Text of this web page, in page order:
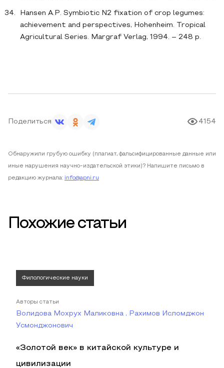
Hansen A.P. Symbiotic N2 fixation of crop legumes:
achievement and perspectives, Hohenheim. Tropical
Agricultural Series. Margraf Verlag, 1994. – 248 p.
Поделиться 4154
Обнаружили грубую ошибку (плагиат, фальсифицированные данные или
иные нарушения научно-издательской этики)? Напишите письмо в
редакцию журнала: info@apni.ru
Похожие статьи
Филологические науки
Авторы статьи
Волидова Мохрух Маликовна , Рахимов Исломджон
Усмонджонович
«Золотой век» в китайской культуре и
цивилизации